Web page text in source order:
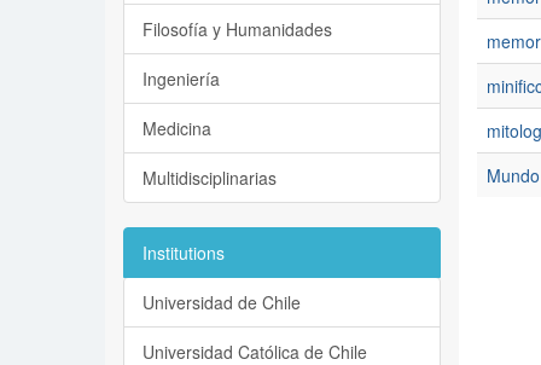
Mundo
Filosofía y Humanidades
Ingeniería
Medicina
Multidisciplinarias
Institutions
Universidad de Chile
Universidad Católica de Chile